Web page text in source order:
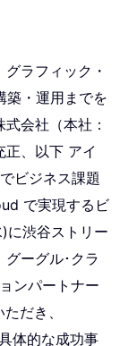
ラフィック・
築・運用までを
会社（本社：
、以下 アイ
ビジネス課題
で実現するビ
に渋谷ストリー
ーグル･クラ
ンパートナー
だき、
体的な成功事